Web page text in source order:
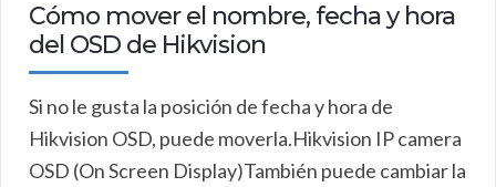
Cómo mover el nombre, fecha y hora
del OSD de Hikvision
Si no le gusta la posición de fecha y hora de
Hikvision OSD, puede moverla.Hikvision IP camera
OSD (On Screen Display)También puede cambiar la